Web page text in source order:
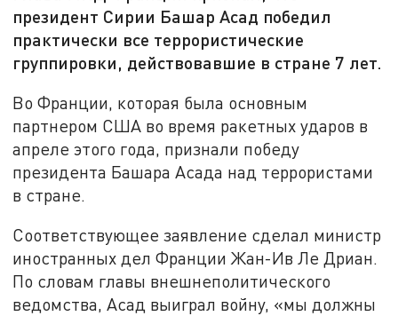
президент Сирии Башар Асад победил
практически все террористические
группировки, действовавшие в стране 7 лет.
Во Франции, которая была основным
партнером США во время ракетных ударов в
апреле этого года, признали победу
президента Башара Асада над террористами
в стране.
Соответствующее заявление сделал министр
иностранных дел Франции Жан-Ив Ле Дриан.
По словам главы внешнеполитического
ведомства, Асад выиграл войну, «мы должны